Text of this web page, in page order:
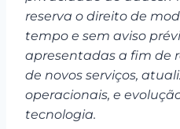
reserva o direito de
tempo e sem aviso
apresentadas a fim de
de novos serviços,
operacionais, e
tecnologia.